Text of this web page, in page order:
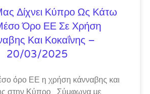
Δίχνει Κύπρο Ως Κάτω
Όρο ΕΕ Σε Χρήση
Και Κοκαΐνης –
20/03/2025
όρο ΕΕ η χρήση κάνναβης και
στην Κύπρο Σύμφωνα με